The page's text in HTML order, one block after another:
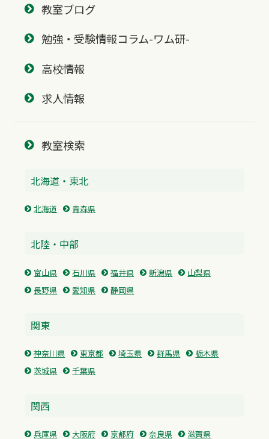
教室ブログ
勉強・受験情報コラム-ワム研-
高校情報
求人情報
教室検索
北海道・東北
北海道 青森県
北陸・中部
富山県 石川県 福井県 新潟県
山梨県
長野県
愛知県 静岡県
関東
神奈川県 東京都 埼玉県 群馬県
栃木県
茨城県
千葉県
関西
兵庫県 大阪府 京都府 奈良県
滋賀県